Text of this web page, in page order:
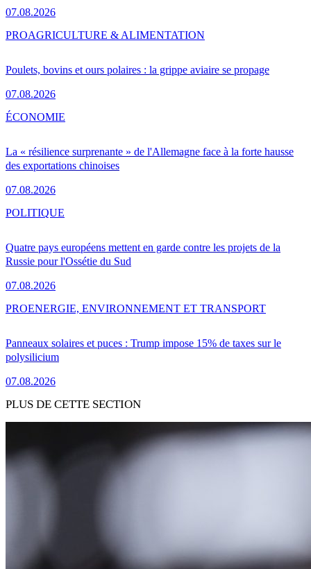
07.08.2026
Poulets, bovins et ours polaires : la grippe aviaire se propage
07.08.2026
PROAGRICULTURE & ALIMENTATION
La « résilience surprenante » de l'Allemagne face à la forte hausse
des exportations chinoises
07.08.2026
ÉCONOMIE
Quatre pays européens mettent en garde contre les projets de la
Russie pour l'Ossétie du Sud
07.08.2026
POLITIQUE
Panneaux solaires et puces : Trump impose 15% de taxes sur le
polysilicium
07.08.2026
PROENERGIE, ENVIRONNEMENT ET TRANSPORT
PLUS DE CETTE SECTION